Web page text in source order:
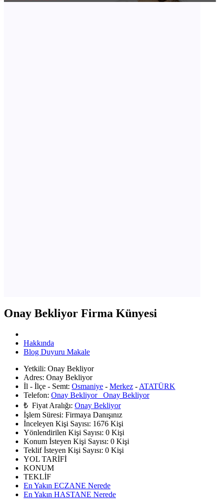
Onay Bekliyor Firma Künyesi
Hakkında
Blog Duyuru Makale
Yetkili: Onay Bekliyor
Adres: Onay Bekliyor
İl - İlçe - Semt: Osmaniye - Merkez - ATATÜRK
Telefon: Onay Bekliyor Onay Bekliyor
₺ Fiyat Aralığı: Onay Bekliyor
İşlem Süresi: Firmaya Danışınız
İnceleyen Kişi Sayısı: 1676 Kişi
Yönlendirilen Kişi Sayısı: 0 Kişi
Konum İsteyen Kişi Sayısı: 0 Kişi
Teklif İsteyen Kişi Sayısı: 0 Kişi
YOL TARİFİ
KONUM
TEKLİF
En Yakın ECZANE Nerede
En Yakın HASTANE Nerede